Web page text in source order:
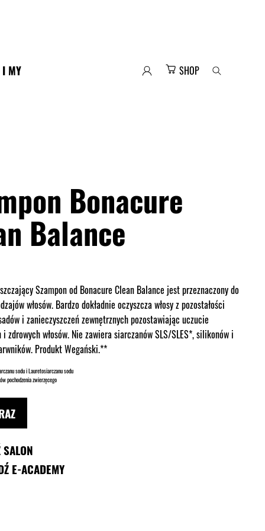
I MY SHOP
Bonacure
Balance
Szampon od Bonacure Clean Balance jest przeznaczony do
włosów. Bardzo dokładnie oczyszcza włosy z pozostałości
i zanieczyszczeń zewnętrznych pozostawiając uczucie
i zdrowych włosów. Nie zawiera siarczanów SLS/SLES*, silikonów i
Produkt Wegański.**
sodu i Lauretosiarczanu sodu
pochodzenia zwierzęcego
SALON
E-ACADEMY